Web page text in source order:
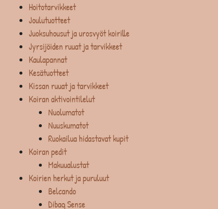
Hoitotarvikkeet
Joulutuotteet
Juoksuhousut ja urosvyöt koirille
Jyrsijöiden ruuat ja tarvikkeet
Kaulapannat
Kesätuotteet
Kissan ruuat ja tarvikkeet
Koiran aktivointilelut
Nuolumatot
Nuuskumatot
Ruokailua hidastavat kupit
Koiran pedit
Makuualustat
Koirien herkut ja puruluut
Belcando
Dibaq Sense